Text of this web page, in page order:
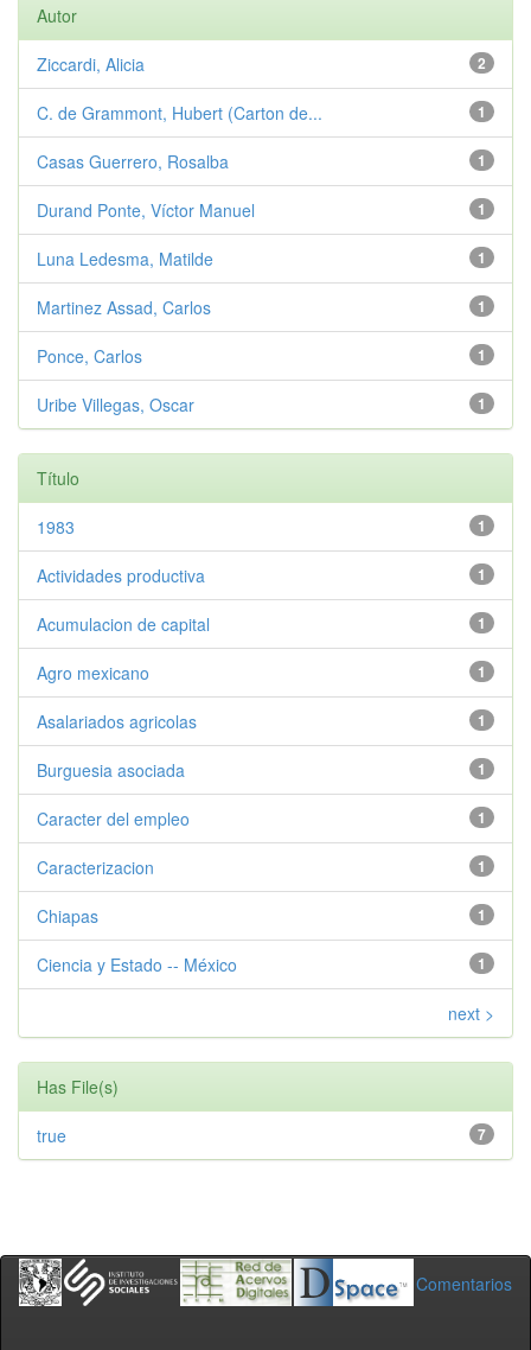
Autor
2
Ziccardi, Alicia
1
C. de Grammont, Hubert (Carton de...
1
Casas Guerrero, Rosalba
1
Durand Ponte, Víctor Manuel
1
Luna Ledesma, Matilde
1
Martinez Assad, Carlos
1
Ponce, Carlos
1
Uribe Villegas, Oscar
Título
1
1983
1
Actividades productiva
1
Acumulacion de capital
1
Agro mexicano
1
Asalariados agricolas
1
Burguesia asociada
1
Caracter del empleo
1
Caracterizacion
1
Chiapas
1
Ciencia y Estado -- México
next >
Has File(s)
7
true
Comentarios